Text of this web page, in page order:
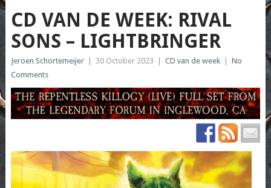
CD VAN DE WEEK: RIVAL
SONS – LIGHTBRINGER
Jeroen Schortemeijer 30 October 2023 CD van de week
No
Comments